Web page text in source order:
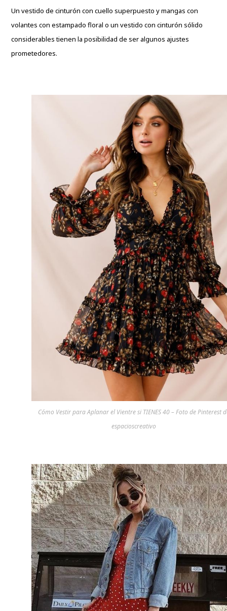
Un vestido de cinturón con cuello superpuesto y mangas con
volantes con estampado floral o un vestido con cinturón sólido
considerables tienen la posibilidad de ser algunos ajustes
prometedores.
Cómo Vestir para Aplanar el Vientre si TIENES 40 – Foto de Pinterest
espacioscreativo